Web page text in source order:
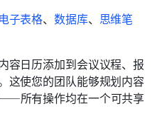
电子表格、数据库、 思维笔
容日历添加到会议议程、报
这使您的团队能够规划内容
所有操作均在一个可共享